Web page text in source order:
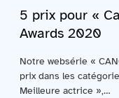
5 prix pour «
Awards 2020
Notre websérie «
prix dans les
Meilleure actrice »,…